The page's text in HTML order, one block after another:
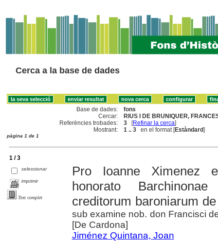
Cerca a la base de dades
Base de dades:
fons
Cercar:
RIUS I DE BRUNIQUER,
Referències trobades:
3 [Refinar la cerca]
Mostrant:
1 .. 3 en el format [Estàndard]
pàgina 1 de 1
1 / 3
seleccionar
imprimir
Text complet
Pro Ioanne Ximenez
honorato
creditorum baroniarum
sub examine nob. don Francisci
[De Cardona]
Jiménez Quintana, Joan